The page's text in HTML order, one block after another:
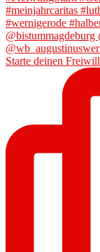
Starte deinen